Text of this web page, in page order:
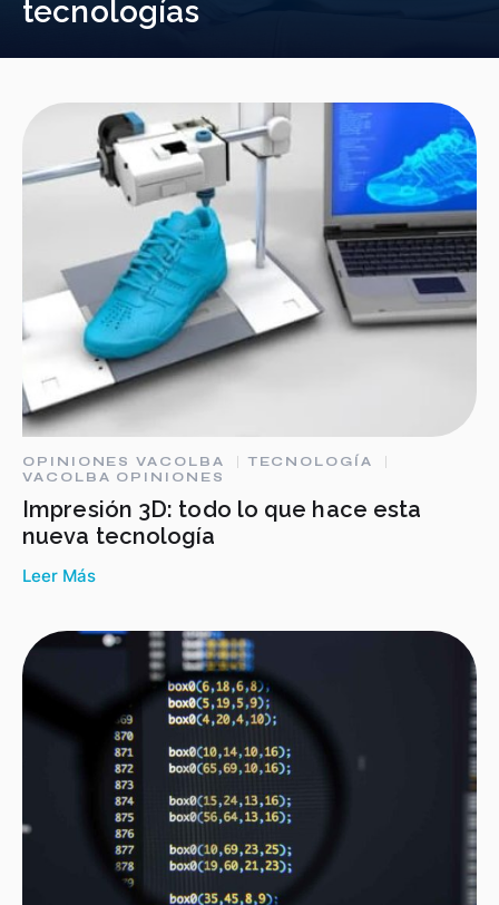
tecnologías
OPINIONES VACOLBA
TECNOLOGÍA
VACOLBA OPINIONES
Impresión 3D: todo lo que hace esta
nueva tecnología
Leer Más